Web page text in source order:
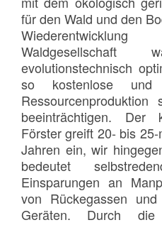
für den Wald und den
evolutionstechnisch
so kostenlose und
beeinträchtigen. Der
Förster greift 20- bis
Jahren ein, wir
bedeutet
Einsparungen an
von Rückegassen
Geräten. Durch die